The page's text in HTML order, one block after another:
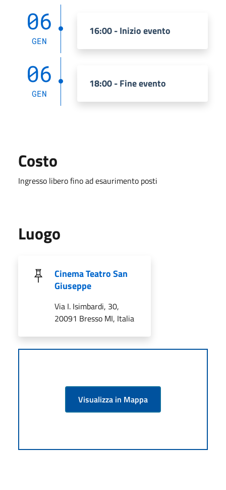
06
GEN
16:00 - Inizio evento
06
GEN
18:00 - Fine evento
Costo
Ingresso libero fino ad esaurimento posti
Luogo
Cinema Teatro San
Giuseppe
Via I. Isimbardi, 30,
20091 Bresso MI, Italia
Visualizza in Mappa